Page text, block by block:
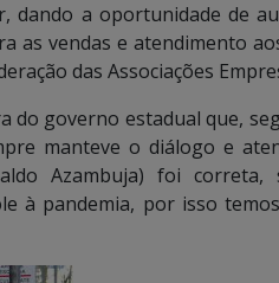
dando a oportunidade de
as vendas e atendimento
das Associações
governo estadual que,
manteve o diálogo e
Azambuja) foi correta,
à pandemia, por isso